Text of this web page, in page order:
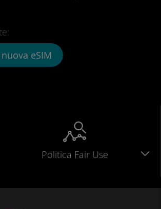
eSIM
Politica Fair Use